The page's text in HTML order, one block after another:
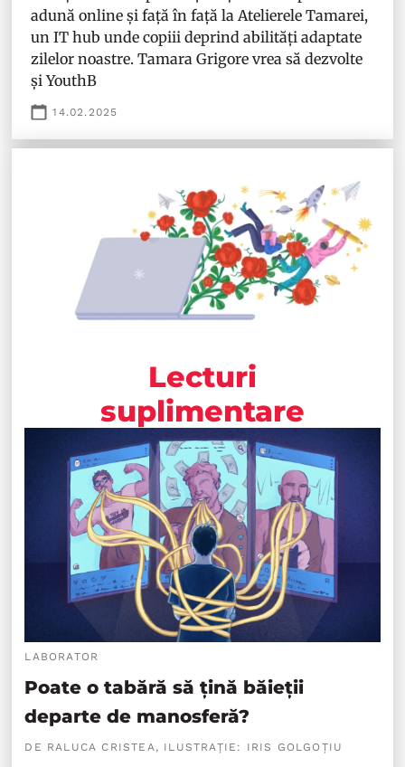
adună online și față în față la Atelierele Tamarei,
un IT hub unde copiii deprind abilități adaptate
zilelor noastre. Tamara Grigore vrea să dezvolte
și YouthB
14.02.2025
Lecturi
suplimentare
LABORATOR
Poate o tabără să țină băieții
departe de manosferă?
DE RALUCA CRISTEA, ILUSTRAȚIE: IRIS GOLGOȚIU